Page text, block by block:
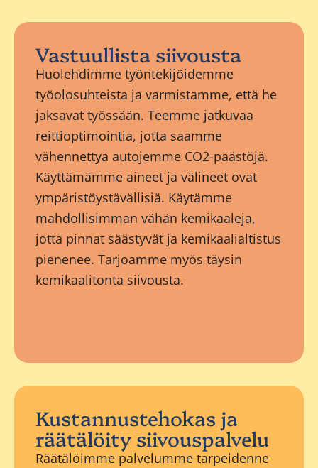
Vastuullista siivousta
Huolehdimme työntekijöidemme
työolosuhteista ja varmistamme, että he
jaksavat työssään. Teemme jatkuvaa
reittioptimointia, jotta saamme
vähennettyä autojemme CO2-päästöjä.
Käyttämämme aineet ja välineet ovat
ympäristöystävällisiä. Käytämme
mahdollisimman vähän kemikaaleja,
jotta pinnat säästyvät ja kemikaalialtistus
pienenee. Tarjoamme myös täysin
kemikaalitonta siivousta.
Kustannustehokas ja
räätälöity siivouspalvelu
Räätälöimme palvelumme tarpeidenne